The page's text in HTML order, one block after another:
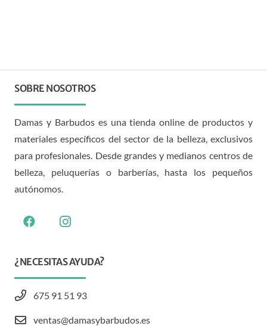
SOBRE NOSOTROS
Damas y Barbudos es una tienda online de productos y
materiales específicos del sector de la belleza, exclusivos
para profesionales. Desde grandes y medianos centros de
belleza, peluquerías o barberías, hasta los pequeños
autónomos.
¿NECESITAS AYUDA?
675 91 51 93
ventas@damasybarbudos.es